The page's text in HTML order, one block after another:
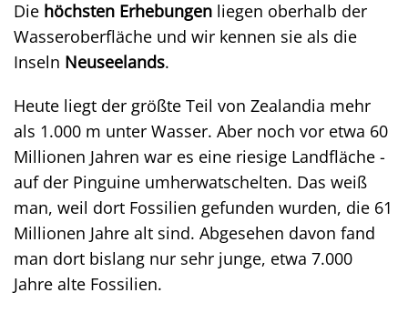
Die höchsten Erhebungen liegen oberhalb der
Wasseroberfläche und wir kennen sie als die
Inseln Neuseelands.
Heute liegt der größte Teil von Zealandia mehr
als 1.000 m unter Wasser. Aber noch vor etwa 60
Millionen Jahren war es eine riesige Landfläche -
auf der Pinguine umherwatschelten. Das weiß
man, weil dort Fossilien gefunden wurden, die 61
Millionen Jahre alt sind. Abgesehen davon fand
man dort bislang nur sehr junge, etwa 7.000
Jahre alte Fossilien.